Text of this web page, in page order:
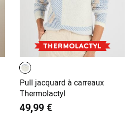
Pull jacquard à carreaux
Thermolactyl
49,99 €